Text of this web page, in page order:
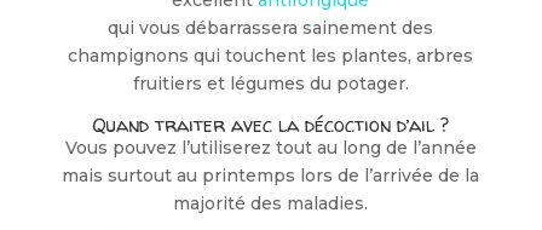
qui vous débarrassera sainement des
champignons qui touchent les plantes, arbres
fruitiers et légumes du potager.
Quand traiter avec la décoction d’ail ?
Vous pouvez l’utiliserez tout au long de l’année
mais surtout au printemps lors de l’arrivée de la
majorité des maladies.